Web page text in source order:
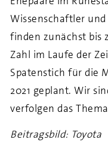
Wissenschaftler
finden zunächst bis
Zahl im Laufe der
Spatenstich für die
2021 geplant. Wir
verfolgen das
Beitragsbild: Toyota